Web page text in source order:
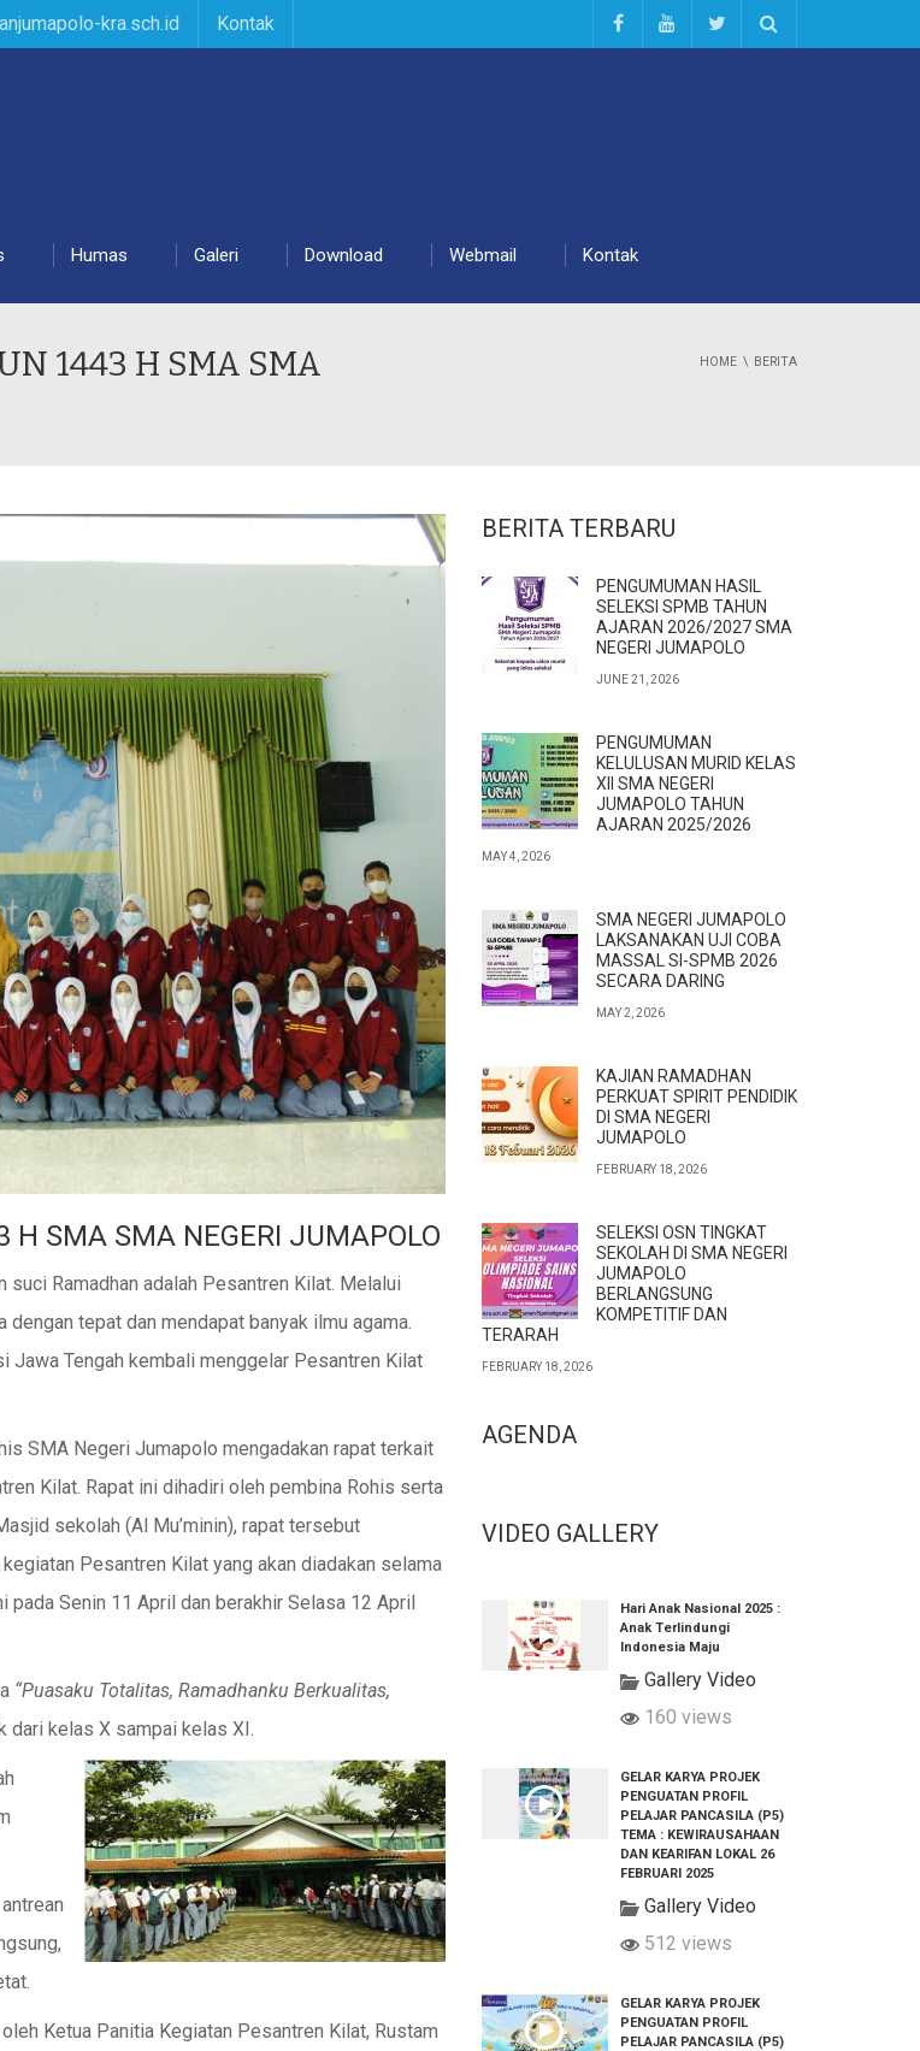
kra.sch.id Kontak
Humas Galeri Download Webmail Kontak
1443 H SMA SMA
HOME BERITA
H SMA SMA NEGERI JUMAPOLO
Ramadhan adalah Pesantren Kilat. Melalui
tepat dan mendapat banyak ilmu agama.
Jawa Tengah kembali menggelar Pesantren Kilat
SMA Negeri Jumapolo mengadakan rapat terkait
Kilat. Rapat ini dihadiri oleh pembina Rohis serta
sekolah (Al Mu’minin), rapat tersebut
Pesantren Kilat yang akan diadakan selama
pada Senin 11 April dan berakhir Selasa 12 April
“Puasaku Totalitas, Ramadhanku Berkualitas,
dari kelas X sampai kelas XI.
Ketua Panitia Kegiatan Pesantren Kilat, Rustam
BERITA TERBARU
PENGUMUMAN HASIL
SELEKSI SPMB TAHUN
AJARAN 2026/2027 SMA
NEGERI JUMAPOLO
JUNE 21, 2026
PENGUMUMAN
KELULUSAN MURID KELAS
XII SMA NEGERI
JUMAPOLO TAHUN
AJARAN 2025/2026
MAY 4, 2026
SMA NEGERI JUMAPOLO
LAKSANAKAN UJI COBA
MASSAL SI-SPMB 2026
SECARA DARING
MAY 2, 2026
KAJIAN RAMADHAN
PERKUAT SPIRIT PENDIDIK
DI SMA NEGERI
JUMAPOLO
FEBRUARY 18, 2026
SELEKSI OSN TINGKAT
SEKOLAH DI SMA NEGERI
JUMAPOLO
BERLANGSUNG
KOMPETITIF DAN
TERARAH
FEBRUARY 18, 2026
AGENDA
VIDEO GALLERY
Hari Anak Nasional 2025 :
Anak Terlindungi
Indonesia Maju
Gallery Video
160 views
GELAR KARYA PROJEK
PENGUATAN PROFIL
PELAJAR PANCASILA (P5)
TEMA : KEWIRAUSAHAAN
DAN KEARIFAN LOKAL 26
FEBRUARI 2025
Gallery Video
512 views
GELAR KARYA PROJEK
PENGUATAN PROFIL
PELAJAR PANCASILA (P5)